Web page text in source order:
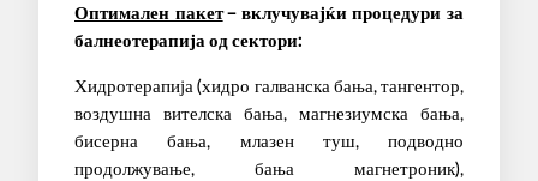
Оптимален пакет – вклучувајќи процедури за
балнеотерапија од сектори:
Хидротерапија (хидро галванска бања, тангентор,
воздушна вителска бања, магнезиумска бања,
бисерна бања, млазен туш, подводно
продолжување, бања магнетроник),